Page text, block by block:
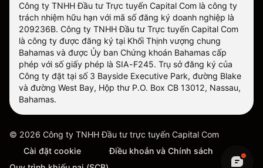
Công ty TNHH Đầu tư Trực tuyến Capital Com là công ty
trách nhiệm hữu hạn với mã số đăng ký doanh nghiệp là
209236B. Công ty TNHH Đầu tư Trực tuyến Capital Com
là công ty được đăng ký tại Khối Thịnh vượng chung
Bahamas và được Ủy ban Chứng khoán Bahamas cấp
phép với số giấy phép là SIA-F245. Trụ sở đăng ký của
Công ty đặt tại số 3 Bayside Executive Park, đường Blake
và đường West Bay, Hộp thư P.O. Box CB 13012, Nassau,
Bahamas.
© 2026 Công ty TNHH Đầu tư trực tuyến Capital Com
Cài đặt cookie
Điều khoản và Chính sách